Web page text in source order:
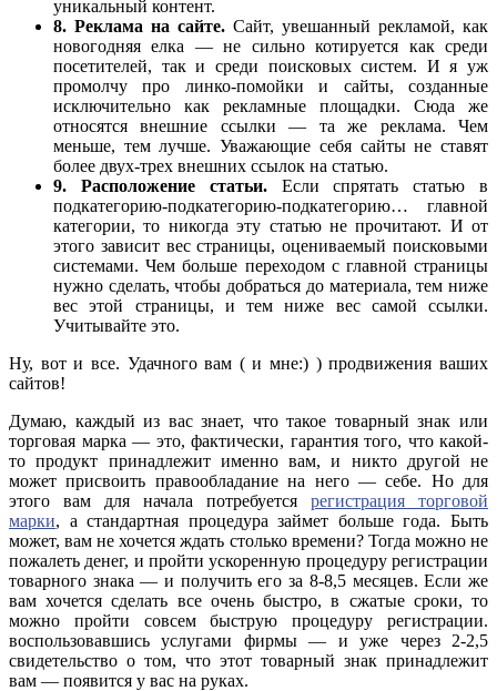
уникальный контент.
8. Реклама на сайте. Сайт, увешанный рекламой, как
новогодняя елка — не сильно котируется как среди
посетителей, так и среди поисковых систем. И я уж
промолчу про линко-помойки и сайты, созданные
исключительно как рекламные площадки. Сюда же
относятся внешние ссылки — та же реклама. Чем
меньше, тем лучше. Уважающие себя сайты не ставят
более двух-трех внешних ссылок на статью.
9. Расположение статьи.Если спрятать статью в
подкатегорию-подкатегорию-подкатегорию… главной
категории, то никогда эту статью не прочитают. И от
этого зависит вес страницы, оцениваемый поисковыми
системами. Чем больше переходом с главной страницы
нужно сделать, чтобы добраться до материала, тем ниже
вес этой страницы, и тем ниже вес самой ссылки.
Учитывайте это.
Ну, вот и все. Удачного вам ( и мне:) ) продвижения ваших
сайтов!
Думаю, каждый из вас знает, что такое товарный знак или
торговая марка — это, фактически, гарантия того, что какой-
то продукт принадлежит именно вам, и никто другой не
может присвоить правообладание на него — себе. Но для
этого вам для начала потребуется регистрация торговой
марки, а стандартная процедура займет больше года. Быть
может, вам не хочется ждать столько времени? Тогда можно не
пожалеть денег, и пройти ускоренную процедуру регистрации
товарного знака — и получить его за 8-8,5 месяцев. Если же
вам хочется сделать все очень быстро, в сжатые сроки, то
можно пройти совсем быструю процедуру регистрации.
воспользовавшись услугами фирмы — и уже через 2-2,5
свидетельство о том, что этот товарный знак принадлежит
вам — появится у вас на руках.